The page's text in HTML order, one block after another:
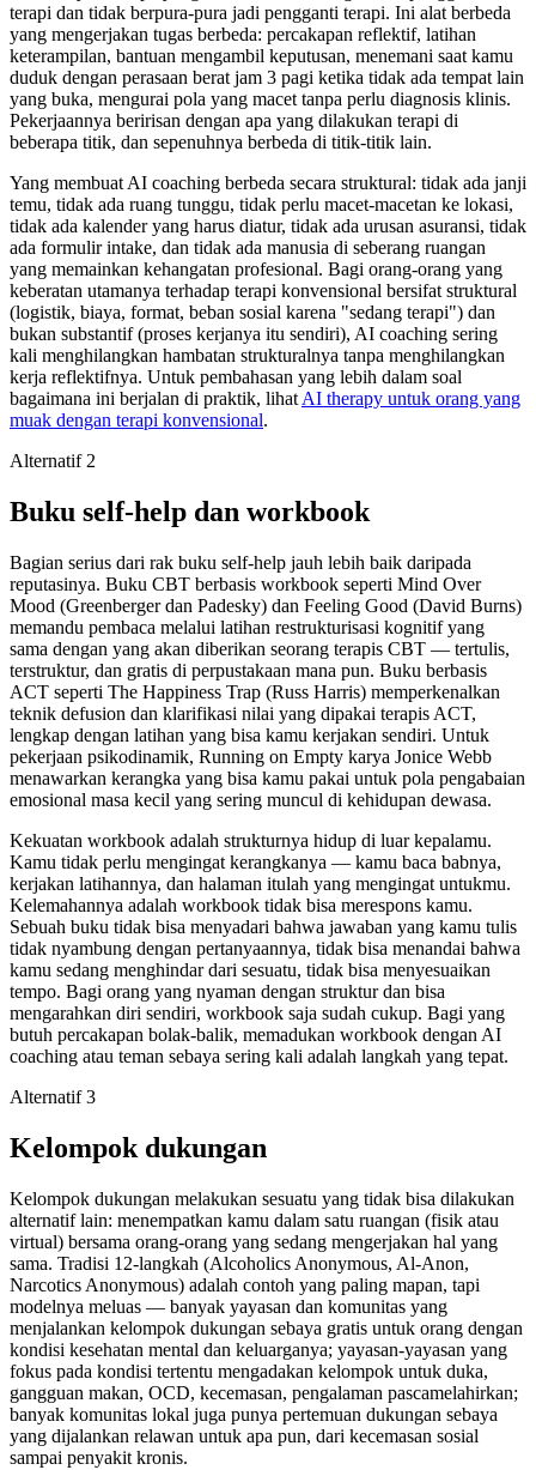
terapi dan tidak berpura-pura jadi pengganti terapi. Ini alat berbeda
yang mengerjakan tugas berbeda: percakapan reflektif, latihan
keterampilan, bantuan mengambil keputusan, menemani saat kamu
duduk dengan perasaan berat jam 3 pagi ketika tidak ada tempat lain
yang buka, mengurai pola yang macet tanpa perlu diagnosis klinis.
Pekerjaannya beririsan dengan apa yang dilakukan terapi di
beberapa titik, dan sepenuhnya berbeda di titik-titik lain.
Yang membuat AI coaching berbeda secara struktural: tidak ada janji
temu, tidak ada ruang tunggu, tidak perlu macet-macetan ke lokasi,
tidak ada kalender yang harus diatur, tidak ada urusan asuransi, tidak
ada formulir intake, dan tidak ada manusia di seberang ruangan
yang memainkan kehangatan profesional. Bagi orang-orang yang
keberatan utamanya terhadap terapi konvensional bersifat struktural
(logistik, biaya, format, beban sosial karena "sedang terapi") dan
bukan substantif (proses kerjanya itu sendiri), AI coaching sering
kali menghilangkan hambatan strukturalnya tanpa menghilangkan
kerja reflektifnya. Untuk pembahasan yang lebih dalam soal
bagaimana ini berjalan di praktik, lihat AI therapy untuk orang yang
muak dengan terapi konvensional.
Alternatif 2
Buku self-help dan workbook
Bagian serius dari rak buku self-help jauh lebih baik daripada
reputasinya. Buku CBT berbasis workbook seperti Mind Over
Mood (Greenberger dan Padesky) dan Feeling Good (David Burns)
memandu pembaca melalui latihan restrukturisasi kognitif yang
sama dengan yang akan diberikan seorang terapis CBT — tertulis,
terstruktur, dan gratis di perpustakaan mana pun. Buku berbasis
ACT seperti The Happiness Trap (Russ Harris) memperkenalkan
teknik defusion dan klarifikasi nilai yang dipakai terapis ACT,
lengkap dengan latihan yang bisa kamu kerjakan sendiri. Untuk
pekerjaan psikodinamik, Running on Empty karya Jonice Webb
menawarkan kerangka yang bisa kamu pakai untuk pola pengabaian
emosional masa kecil yang sering muncul di kehidupan dewasa.
Kekuatan workbook adalah strukturnya hidup di luar kepalamu.
Kamu tidak perlu mengingat kerangkanya — kamu baca babnya,
kerjakan latihannya, dan halaman itulah yang mengingat untukmu.
Kelemahannya adalah workbook tidak bisa merespons kamu.
Sebuah buku tidak bisa menyadari bahwa jawaban yang kamu tulis
tidak nyambung dengan pertanyaannya, tidak bisa menandai bahwa
kamu sedang menghindar dari sesuatu, tidak bisa menyesuaikan
tempo. Bagi orang yang nyaman dengan struktur dan bisa
mengarahkan diri sendiri, workbook saja sudah cukup. Bagi yang
butuh percakapan bolak-balik, memadukan workbook dengan AI
coaching atau teman sebaya sering kali adalah langkah yang tepat.
Alternatif 3
Kelompok dukungan
Kelompok dukungan melakukan sesuatu yang tidak bisa dilakukan
alternatif lain: menempatkan kamu dalam satu ruangan (fisik atau
virtual) bersama orang-orang yang sedang mengerjakan hal yang
sama. Tradisi 12-langkah (Alcoholics Anonymous, Al-Anon,
Narcotics Anonymous) adalah contoh yang paling mapan, tapi
modelnya meluas — banyak yayasan dan komunitas yang
menjalankan kelompok dukungan sebaya gratis untuk orang dengan
kondisi kesehatan mental dan keluarganya; yayasan-yayasan yang
fokus pada kondisi tertentu mengadakan kelompok untuk duka,
gangguan makan, OCD, kecemasan, pengalaman pascamelahirkan;
banyak komunitas lokal juga punya pertemuan dukungan sebaya
yang dijalankan relawan untuk apa pun, dari kecemasan sosial
sampai penyakit kronis.